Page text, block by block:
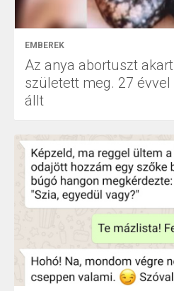
EMBEREK
Az anya abortuszt
született meg. 27
állt